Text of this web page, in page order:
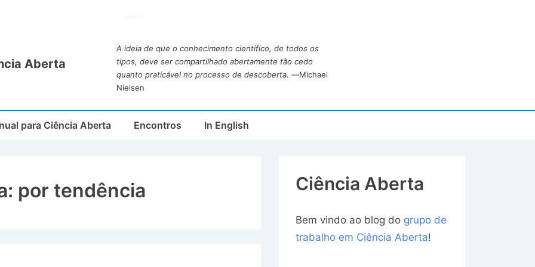
A ideia de que o conhecimento científico, de todos os
tipos, deve ser compartilhado abertamente tão cedo
quanto praticável no processo de descoberta. —Michael
Nielsen
Aberta
para Ciência Aberta Encontros In English
por tendência Ciência Aberta
Bem vindo ao blog do grupo de
trabalho em Ciência Aberta!